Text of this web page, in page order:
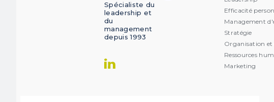
Spécialiste du
leadership et
du
management
depuis 1993
Efficacité
Management
Stratégie
Organisation
Ressources
Marketing